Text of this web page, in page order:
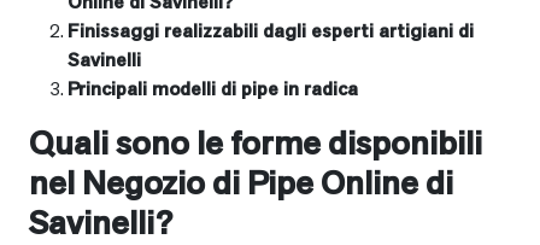
Finissaggi realizzabili dagli esperti artigiani di
Savinelli
Principali modelli di pipe in radica
Quali sono le forme disponibili
nel Negozio di Pipe Online di
Savinelli?